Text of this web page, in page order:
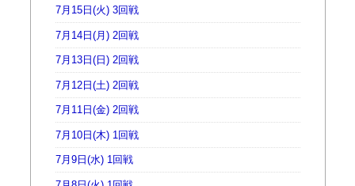
7月15日(火) 3回戦
7月14日(月) 2回戦
7月13日(日) 2回戦
7月12日(土) 2回戦
7月11日(金) 2回戦
7月10日(木) 1回戦
7月9日(水) 1回戦